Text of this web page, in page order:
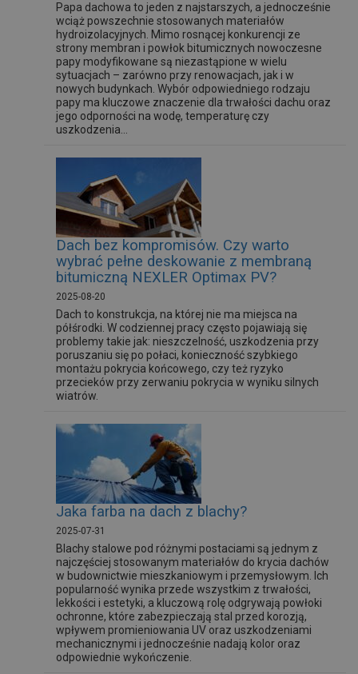
Papa dachowa to jeden z najstarszych, a jednocześnie
wciąż powszechnie stosowanych materiałów
hydroizolacyjnych. Mimo rosnącej konkurencji ze
strony membran i powłok bitumicznych nowoczesne
papy modyfikowane są niezastąpione w wielu
sytuacjach – zarówno przy renowacjach, jak i w
nowych budynkach. Wybór odpowiedniego rodzaju
papy ma kluczowe znaczenie dla trwałości dachu oraz
jego odporności na wodę, temperaturę czy
uszkodzenia...
Dach bez kompromisów. Czy warto
wybrać pełne deskowanie z membraną
bitumiczną NEXLER Optimax PV?
2025-08-20
Dach to konstrukcja, na której nie ma miejsca na
półśrodki. W codziennej pracy często pojawiają się
problemy takie jak: nieszczelność, uszkodzenia przy
poruszaniu się po połaci, konieczność szybkiego
montażu pokrycia końcowego, czy też ryzyko
przecieków przy zerwaniu pokrycia w wyniku silnych
wiatrów.
Jaka farba na dach z blachy?
2025-07-31
Blachy stalowe pod różnymi postaciami są jednym z
najczęściej stosowanym materiałów do krycia dachów
w budownictwie mieszkaniowym i przemysłowym. Ich
popularność wynika przede wszystkim z trwałości,
lekkości i estetyki, a kluczową rolę odgrywają powłoki
ochronne, które zabezpieczają stal przed korozją,
wpływem promieniowania UV oraz uszkodzeniami
mechanicznymi i jednocześnie nadają kolor oraz
odpowiednie wykończenie.